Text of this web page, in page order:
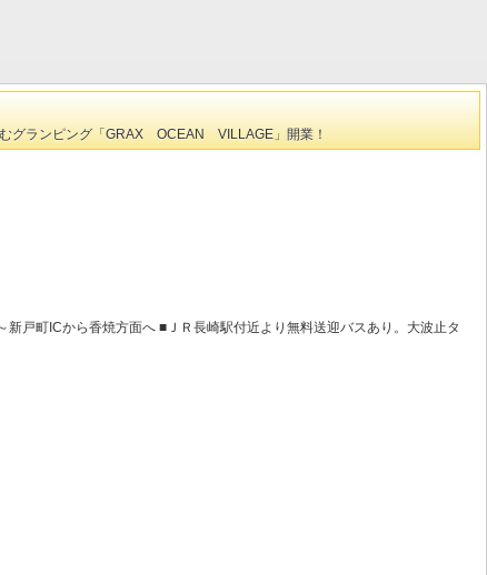
グランピング「GRAX OCEAN VILLAGE」開業！
戸町ICから香焼方面へ ■ＪＲ長崎駅付近より無料送迎バスあり。大波止タ